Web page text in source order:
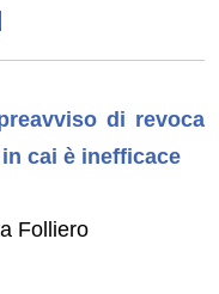
di revoca
cai è inefficace
Folliero